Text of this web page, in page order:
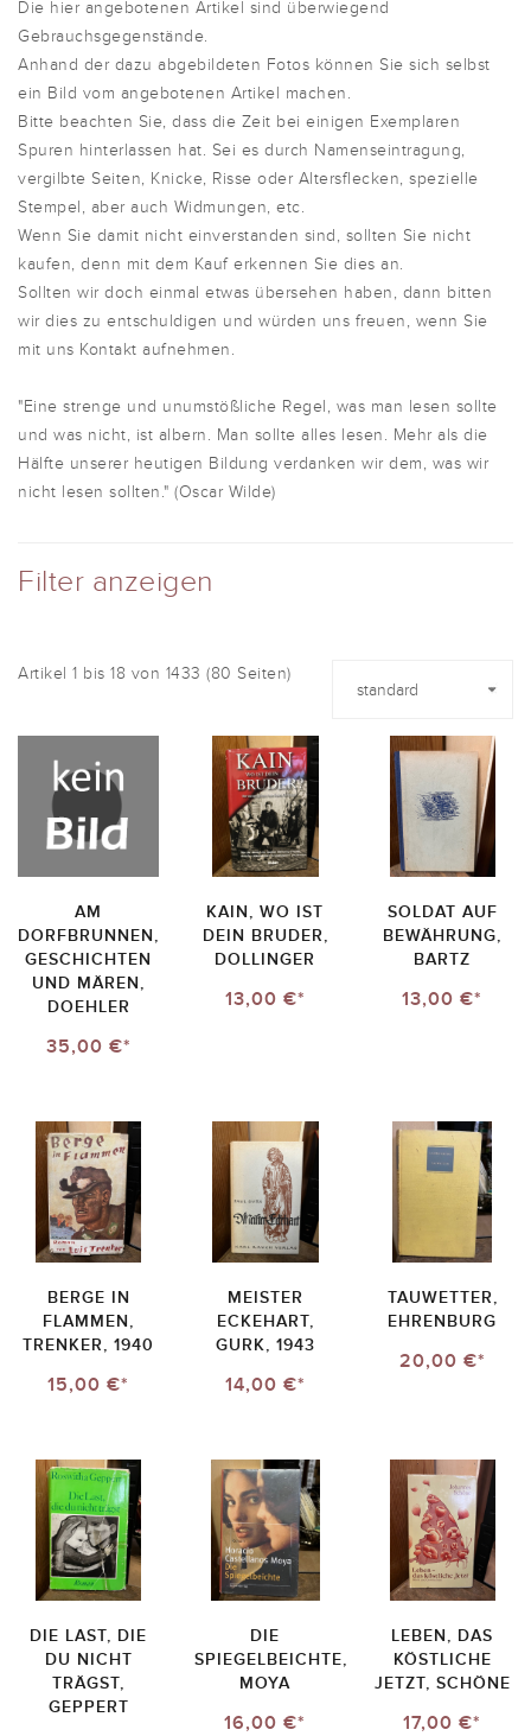
Die hier angebotenen Artikel sind überwiegend
Gebrauchsgegenstände.
Anhand der dazu abgebildeten Fotos können Sie sich selbst
ein Bild vom angebotenen Artikel machen.
Bitte beachten Sie, dass die Zeit bei einigen Exemplaren
Spuren hinterlassen hat. Sei es durch Namenseintragung,
vergilbte Seiten, Knicke, Risse oder Altersflecken, spezielle
Stempel, aber auch Widmungen, etc.
Wenn Sie damit nicht einverstanden sind, sollten Sie nicht
kaufen, denn mit dem Kauf erkennen Sie dies an.
Sollten wir doch einmal etwas übersehen haben, dann bitten
wir dies zu entschuldigen und würden uns freuen, wenn Sie
mit uns Kontakt aufnehmen.
"Eine strenge und unumstößliche Regel, was man lesen sollte
und was nicht, ist albern. Man sollte alles lesen. Mehr als die
Hälfte unserer heutigen Bildung verdanken wir dem, was wir
nicht lesen sollten." (Oscar Wilde)
Filter anzeigen
Artikel 1 bis 18 von 1433 (80 Seiten)
AM
DORFBRUNNEN,
GESCHICHTEN
UND MÄREN,
DOEHLER
35,00 €*
KAIN, WO IST
DEIN BRUDER,
DOLLINGER
13,00 €*
SOLDAT AUF
BEWÄHRUNG,
BARTZ
13,00 €*
BERGE IN
FLAMMEN,
TRENKER, 1940
15,00 €*
MEISTER
ECKEHART,
GURK, 1943
14,00 €*
TAUWETTER,
EHRENBURG
20,00 €*
DIE LAST, DIE
DU NICHT
TRÄGST,
GEPPERT
DIE
SPIEGELBEICHTE,
MOYA
16,00 €*
LEBEN, DAS
KÖSTLICHE
JETZT, SCHÖNE
17,00 €*